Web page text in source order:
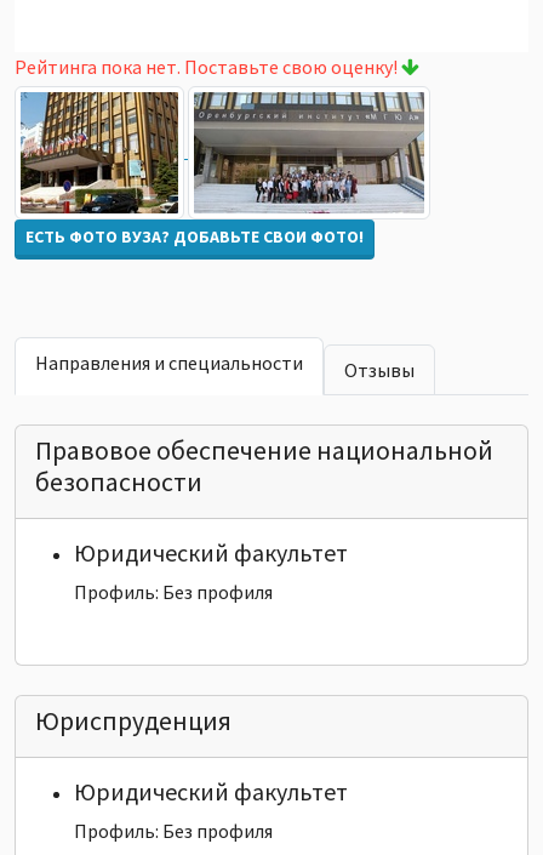
Рейтинга пока нет. Поставьте свою оценку!
ЕСТЬ ФОТО ВУЗА? ДОБАВЬТЕ СВОИ ФОТО!
Направления и специальности Отзывы
Правовое обеспечение национальной
безопасности
Юридический факультет
Профиль: Без профиля
Юриспруденция
Юридический факультет
Профиль: Без профиля